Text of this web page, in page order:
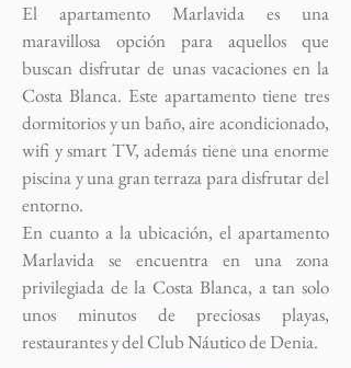
El apartamento Marlavida es una
maravillosa opción para aquellos que
buscan disfrutar de unas vacaciones en la
Costa Blanca. Este apartamento tiene tres
dormitorios y un baño, aire acondicionado,
wifi y smart TV, además tiene una enorme
piscina y una gran terraza para disfrutar del
entorno.
En cuanto a la ubicación, el apartamento
Marlavida se encuentra en una zona
privilegiada de la Costa Blanca, a tan solo
unos minutos de preciosas playas,
restaurantes y del Club Náutico de Denia.